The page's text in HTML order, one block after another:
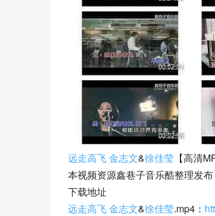
远走高飞金志文&徐佳莹 【高清
本视频资源鑫巷子音乐酷整理发
下载地址
远走高飞金志文&徐佳莹.mp4：